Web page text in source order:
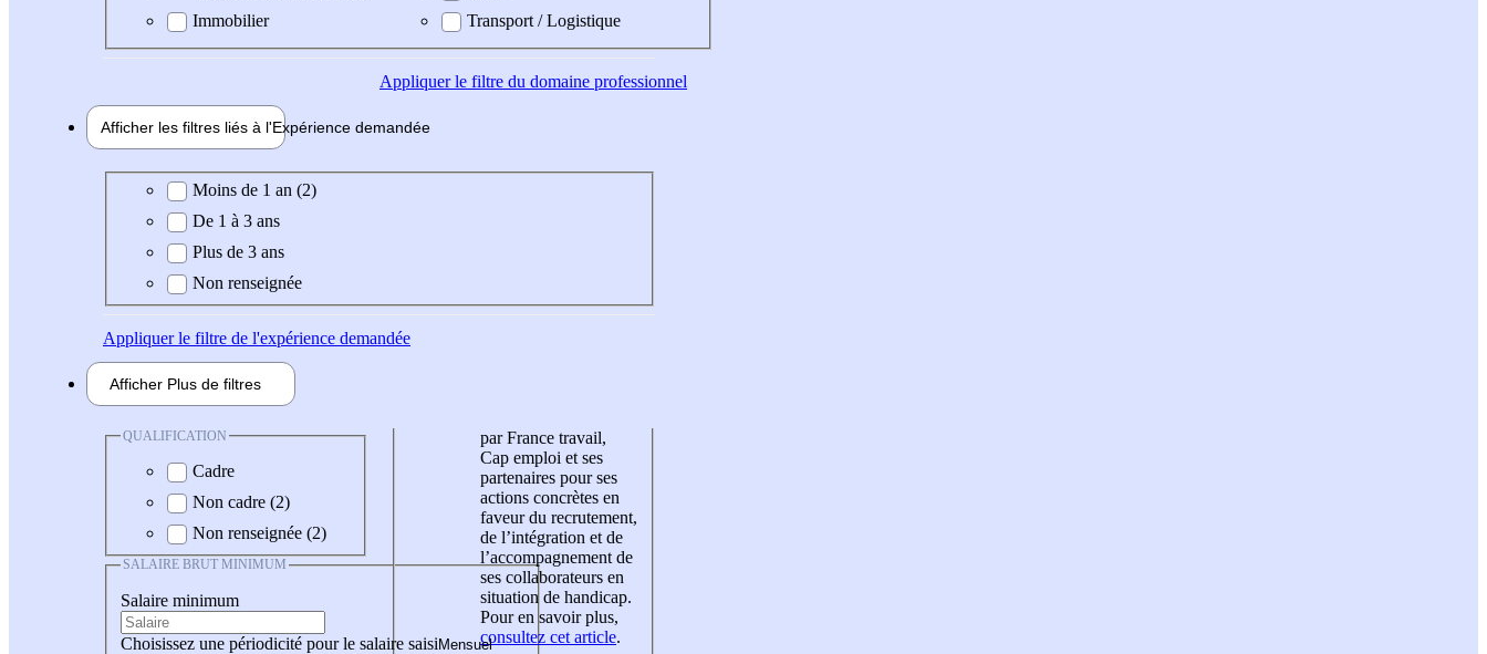
Immobilier
Transport / Logistique
Appliquerle filtre du domaine professionnel
Afficher les filtres liés à l'Expérience demandée
Expérience demandée
Moins de 1 an (2)
De 1 à 3 ans
Plus de 3 ans
Non renseignée
Appliquerle filtre de l'expérience demandée
Afficher Plus de filtres
QUALIFICATION
Cadre
Non cadre (2)
Non renseignée (2)
SALAIRE BRUT MINIMUM
Salaire minimum
Choisissez une périodicité pour le salaire saisi
par France travail,
Cap emploi et ses
partenaires pour ses
actions concrètes en
faveur du recrutement,
de l’intégration et de
l’accompagnement de
ses collaborateurs en
situation de handicap.
Pour en savoir plus,
consultez cet article.